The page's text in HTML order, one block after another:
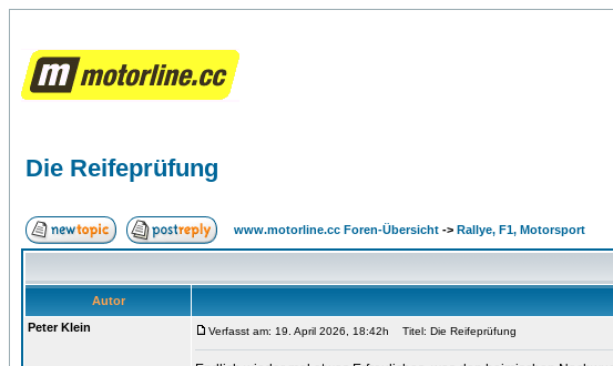
Die Reifeprüfung
www.motorline.cc Foren-Übersicht -> Rallye, F1, Motorsport
Autor
Peter Klein
Verfasst am: 19. April 2026, 18:42h Titel: Die Reifeprüfung